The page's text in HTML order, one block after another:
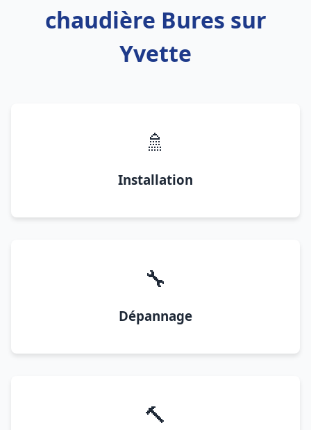
chaudière Bures sur
Yvette
🚿
Installation
🔧
Dépannage
🔨